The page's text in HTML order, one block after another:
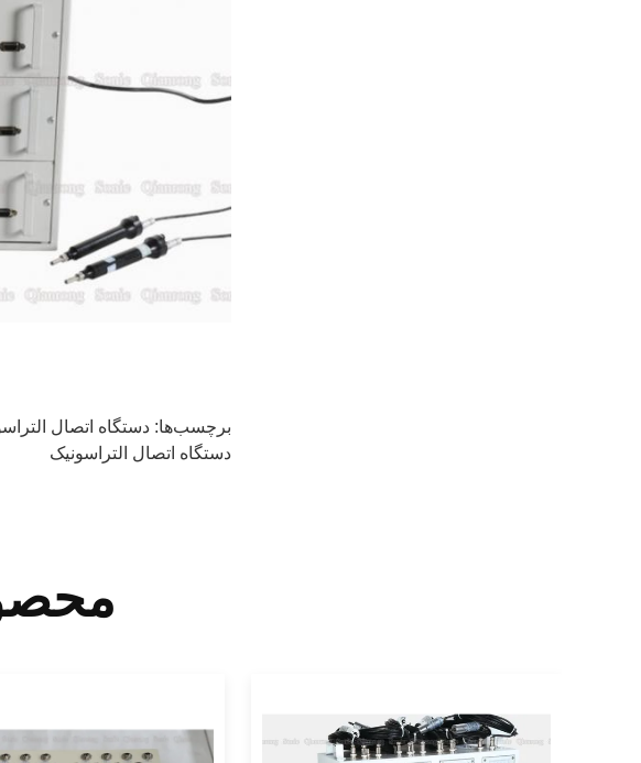
برچسب‌ها: دستگاه اتصال
دستگاه اتصال التراسونیک